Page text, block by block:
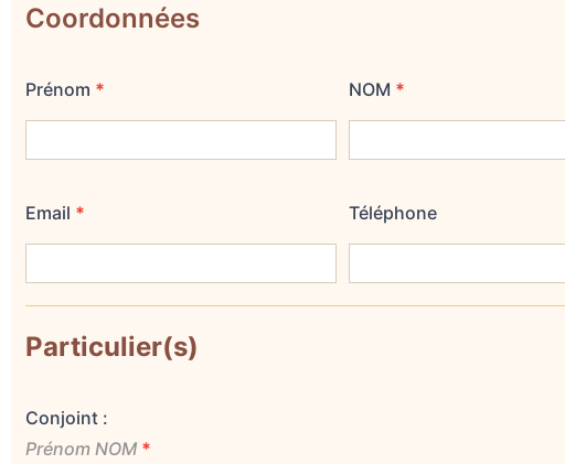
Coordonnées
Prénom * NOM *
Email * Téléphone
Particulier(s)
Conjoint :
Prénom NOM *